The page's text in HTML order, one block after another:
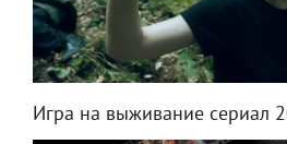
Игра на выживание сериал